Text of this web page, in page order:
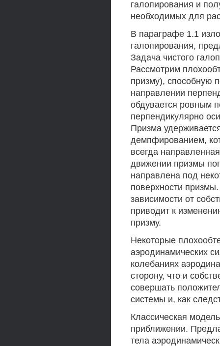
галопирования и
необходимых для
В параграфе 1.1
галопирования,
Задача чистого
Рассмотрим
призму), способную
направлении
обдувается ровным
перпендикулярно
Призма
демпфированием,
всегда
движении призмы
направлена под
поверхности
зависимости от
приводит к
призму.
Некоторые
аэродинамических
колебаниях
сторону, что и
совершать
системы и, как
Классическая
приближении.
тела